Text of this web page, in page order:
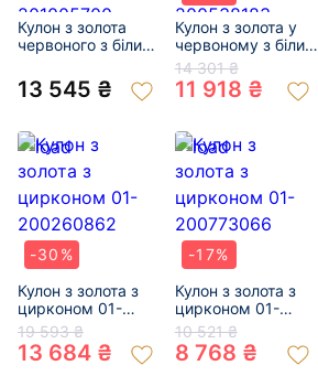
Кулон з золота
червоного з білим
цирконом 01-
201005700
13 545 ₴
Кулон з золота у
червоному з білим
кольорі з
цирконом 01-
200538183
14 301 ₴
11 918 ₴
-30%
Кулон з золота з
цирконом 01-
200260862
19 593 ₴
13 684 ₴
-17%
Кулон з золота з
цирконом 01-
200773066
10 521 ₴
8 768 ₴